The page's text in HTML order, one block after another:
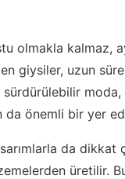
olmakla kalmaz,
giysiler, uzun
sürdürülebilir
da önemli bir yer
da dikkat
üretilir.